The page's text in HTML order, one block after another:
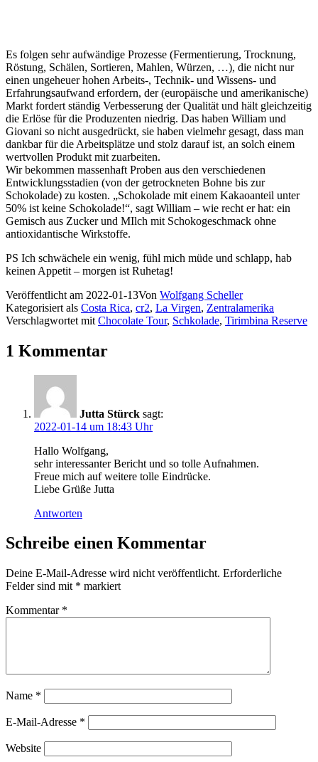
Es folgen sehr aufwändige Prozesse (Fermentierung, Trocknung,
Röstung, Schälen, Sortieren, Mahlen, Würzen, …), die nicht nur
einen ungeheuer hohen Arbeits-, Technik- und Wissens- und
Erfahrungsaufwand erfordern, der (europäische und amerikanische)
Markt fordert ständig Verbesserung der Qualität und hält gleichzeitig
die Erlöse für die Produzenten niedrig. Das haben William und
Giovani so nicht ausgedrückt, sie haben vielmehr gesagt, dass man
dankbar für die Arbeitsplätze und stolz darauf ist, an solch einem
wertvollen Produkt mit zuarbeiten.
Wir bekommen massenhaft Proben aus den verschiedenen
Entwicklungsstadien (von der getrockneten Bohne bis zur
Schokolade) zu kosten. „Schokolade mit einem Kakaoanteil unter
50% ist keine Schokolade!“, sagt William – wie recht er hat: ein
Gemisch aus Zucker und MIlch mit Schokogeschmack ohne
antioxidantische Wirkstoffe.
PS Ich schwächele ein wenig, fühl mich müde und schlapp, hab
keinen Appetit – morgen ist Ruhetag!
Veröffentlicht am 2022-01-13Von Wolfgang Scheller
Kategorisiert als Costa Rica, cr2, La Virgen, Zentralamerika
Verschlagwortet mit Chocolate Tour, Schkolade, Tirimbina Reserve
1 Kommentar
Jutta Stürck sagt:
2022-01-14 um 18:43 Uhr
Hallo Wolfgang,
sehr interessanter Bericht und so tolle Aufnahmen.
Freue mich auf weitere tolle Eindrücke.
Liebe Grüße Jutta
Antworten
Schreibe einen Kommentar
Deine E-Mail-Adresse wird nicht veröffentlicht. Erforderliche
Felder sind mit * markiert
Kommentar *
Name *
E-Mail-Adresse *
Website